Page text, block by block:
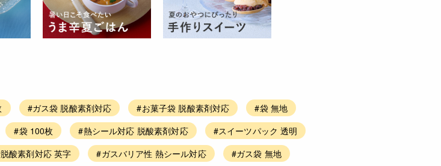
#ガス袋 脱酸素剤対応 #お菓子袋 脱酸素剤対応
#袋 無地
#袋 100枚 #熱シール対応 脱酸素剤対応
#スイーツパック 透明
酸素剤対応 英字 #ガスバリア性 熱シール対応 #ガス袋 無地